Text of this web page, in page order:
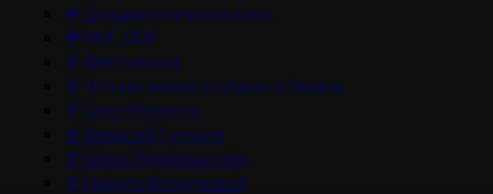
# Документальное кино
# НМГ ДОК
# Фестивали
# Что мы знаем о планете Земля
# Цикл Великие
#Алексей Гуськов
# Марк Эйдельштейн
# Никита Кологривый